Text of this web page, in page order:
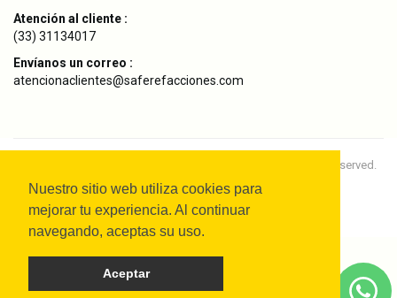
Nuestro sitio web utiliza cookies para
mejorar tu experiencia. Al continuar
navegando, aceptas su uso.
Aceptar
Atención al cliente :
(33) 31134017
Envíanos un correo :
atencionaclientes@saferefacciones.com
All rights reserved.